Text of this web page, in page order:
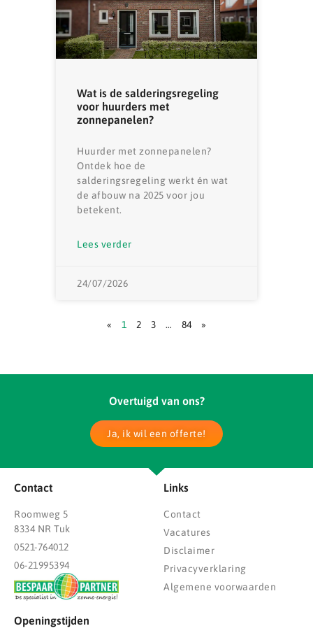
Wat is de salderingsregeling
voor huurders met
zonnepanelen?
Huurder met zonnepanelen?
Ontdek hoe de
salderingsregeling werkt én wat
de afbouw na 2025 voor jou
betekent.
Lees verder
24/07/2026
« 1 2 3 … 84 »
Overtuigd van ons?
Ja, ik wil een offerte!
Contact
Roomweg 5
8334 NR Tuk
0521-764012
06-21995394
Links
Contact
Vacatures
Disclaimer
Privacyverklaring
Algemene voorwaarden
Openingstijden